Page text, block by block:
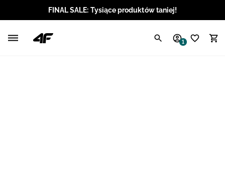
FINAL SALE: Tysiące produktów taniej!
1